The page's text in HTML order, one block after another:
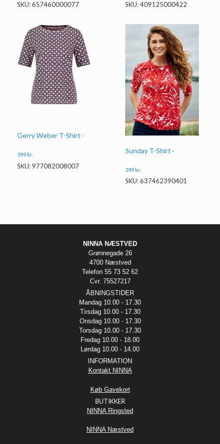
SKU: 657460000077 SKU: 409125000422
Gerry Weber T-Shirt ·
399 kr.
SKU: 977082008007
Sunday T-Shirt ·
399kr.
SKU: 637462390401
NINNA NÆSTVED
Grønnegade 26
4700 Næstved
Telefon 55 73 52 62
Cvr. 75527217
ÅBNINGSTIDER
Mandag 10.00 - 17.30
Tirsdag 10.00 - 17.30
Onsdag 10.00 - 17.30
Torsdag 10.00 - 17.30
Fredag 10.00 - 18.00
Lørdag 10.00 - 14.00
INFORMATION
Kontakt NINNA
Køb Gavekort
BUTIKKER
NINNA Ringsted
NINNA Næstved